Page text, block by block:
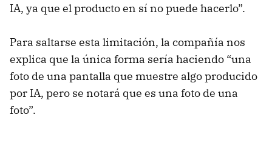
IA, ya que el producto en sí no puede hacerlo”.
Para saltarse esta limitación, la compañía nos
explica que la única forma sería haciendo “una
foto de una pantalla que muestre algo producido
por IA, pero se notará que es una foto de una
foto”.